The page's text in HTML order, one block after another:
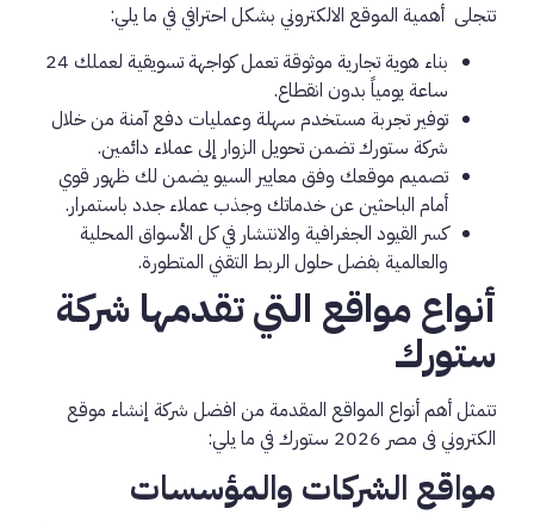
تتجلى أهمية الموقع الالكتروني بشكل احترافي في ما يلي:
بناء هوية تجارية موثوقة تعمل كواجهة تسويقية لعملك 24
ساعة يومياً بدون انقطاع.
توفير تجربة مستخدم سهلة وعمليات دفع آمنة من خلال
شركة ستورك تضمن تحويل الزوار إلى عملاء دائمين.
تصميم موقعك وفق معايير السيو يضمن لك ظهور قوي
أمام الباحثين عن خدماتك وجذب عملاء جدد باستمرار.
كسر القيود الجغرافية والانتشار في كل الأسواق المحلية
والعالمية بفضل حلول الربط التقني المتطورة.
أنواع مواقع التي تقدمها شركة
ستورك
تتمثل أهم أنواع المواقع المقدمة من افضل شركة إنشاء موقع
الكتروني فى مصر 2026 ستورك في ما يلي:
مواقع الشركات والمؤسسات